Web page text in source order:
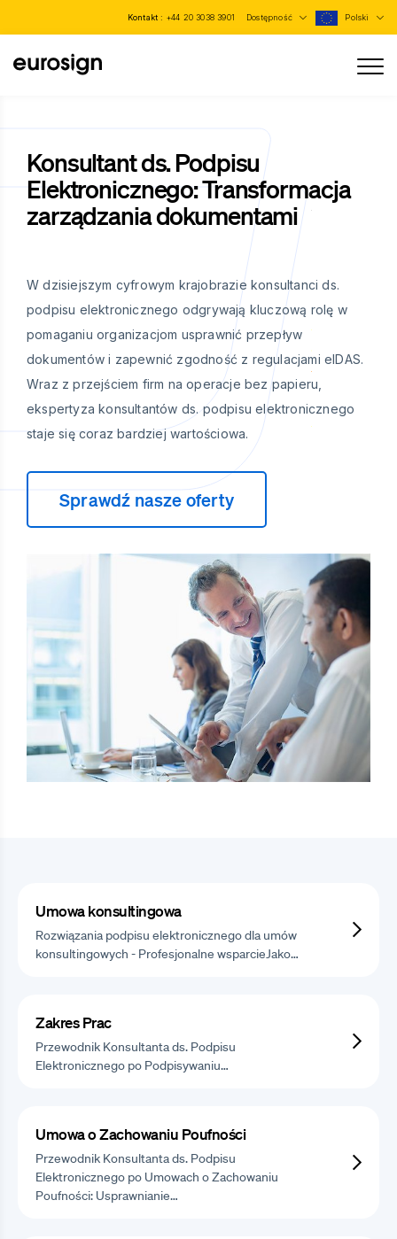
Kontakt : +44 20 3038 3901 Dostępność Polski
Konsultant ds. Podpisu
Elektronicznego: Transformacja
zarządzania dokumentami
W dzisiejszym cyfrowym krajobrazie konsultanci ds.
podpisu elektronicznego odgrywają kluczową rolę w
pomaganiu organizacjom usprawnić przepływ
dokumentów i zapewnić zgodność z regulacjami eIDAS.
Wraz z przejściem firm na operacje bez papieru,
ekspertyza konsultantów ds. podpisu elektronicznego
staje się coraz bardziej wartościowa.
Sprawdź nasze oferty
Umowa konsultingowa
Rozwiązania podpisu elektronicznego dla umów
konsultingowych - Profesjonalne wsparcieJako…
Zakres Prac
Przewodnik Konsultanta ds. Podpisu
Elektronicznego po Podpisywaniu…
Umowa o Zachowaniu Poufności
Przewodnik Konsultanta ds. Podpisu
Elektronicznego po Umowach o Zachowaniu
Poufności: Usprawnianie…